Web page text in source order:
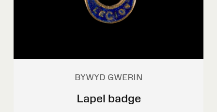
BYWYD GWERIN
Lapel badge